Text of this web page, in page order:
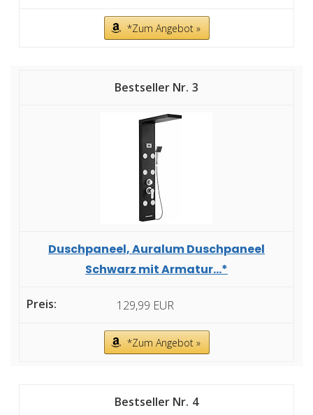
*Zum Angebot »
3
Duschpaneel, Auralum Duschpaneel
Schwarz mit Armatur...*
129,99 EUR
*Zum Angebot »
4